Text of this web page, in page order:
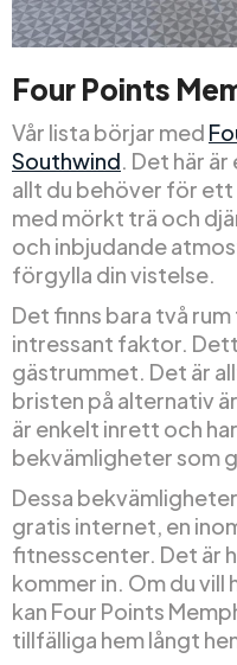
Four Points
Vår lista börjar med
Southwind. Det här
allt du behöver för
med mörkt trä och
och inbjudande
förgylla din vistelse.
Det finns bara två
intressant faktor.
gästrummet. Det är
bristen på alternativ
är enkelt inrett och
bekvämligheter som
Dessa
gratis internet, en
fitnesscenter. Det är
kommer in. Om du vill
kan Four Points
tillfälliga hem långt